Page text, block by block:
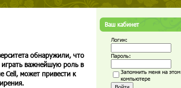
обнаружили, что
важнейшую роль в
Cell, может привести к
Ваш кабинет
Логин:
Пароль:
Запомнить меня на этом
компьютере